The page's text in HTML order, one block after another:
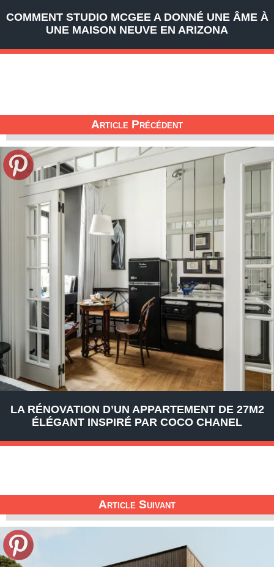
COMMENT STUDIO MCGEE A DONNÉ UNE ÂME À
UNE MAISON NEUVE EN ARIZONA
Article Précédent
LA RÉNOVATION D’UN APPARTEMENT DE 27M2
ÉLÉGANT INSPIRÉ PAR COCO CHANEL
Article Suivant